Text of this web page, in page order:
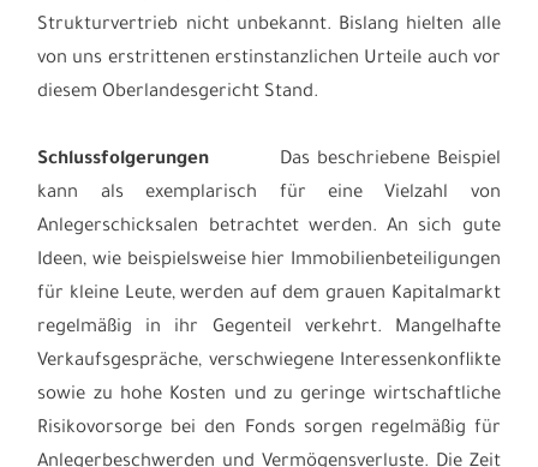
Strukturvertrieb nicht unbekannt. Bislang hielten alle
von uns erstrittenen erstinstanzlichen Urteile auch vor
diesem Oberlandesgericht Stand.
Schlussfolgerungen
Das beschriebene Beispiel
kann als exemplarisch für eine Vielzahl von
Anlegerschicksalen betrachtet werden. An sich gute
Ideen, wie beispielsweise hier Immobilienbeteiligungen
für kleine Leute, werden auf dem grauen Kapitalmarkt
regelmäßig in ihr Gegenteil verkehrt. Mangelhafte
Verkaufsgespräche, verschwiegene Interessenkonflikte
sowie zu hohe Kosten und zu geringe wirtschaftliche
Risikovorsorge bei den Fonds sorgen regelmäßig für